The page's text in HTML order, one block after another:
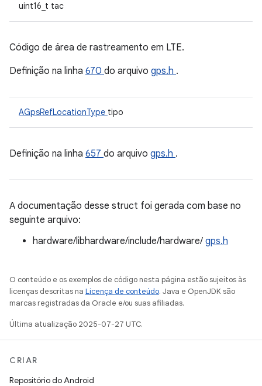
uint16_t tac
Código de área de rastreamento em LTE.
Definição na linha 670 do arquivo gps.h .
AGpsRefLocationType tipo
Definição na linha 657 do arquivo gps.h .
A documentação desse struct foi gerada com base no
seguinte arquivo:
hardware/libhardware/include/hardware/ gps.h
O conteúdo e os exemplos de código nesta página estão sujeitos às
licenças descritas na Licença de conteúdo. Java e OpenJDK são
marcas registradas da Oracle e/ou suas afiliadas.
Última atualização 2025-07-27 UTC.
CRIAR
Repositório do Android